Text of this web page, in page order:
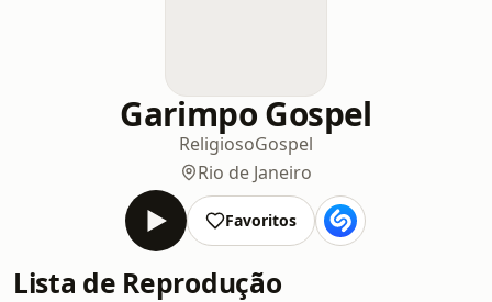
Garimpo Gospel
ReligiosoGospel
Rio de Janeiro
Favoritos
Lista de Reprodução